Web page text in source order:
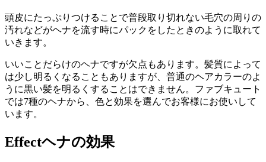
頭皮にたっぷりつけることで普段取り切れない毛穴の周りの
汚れなどがヘナを流す時にパックをしたときのように取れて
いきます。
いいことだらけのヘナですが欠点もあります。髪質によって
は少し明るくなることもありますが、普通のヘアカラーのよ
うに黒い髪を明るくすることはできません。ファブキュート
では7種のヘナから、色と効果を選んでお客様にお使いして
います。
Effectヘナの効果